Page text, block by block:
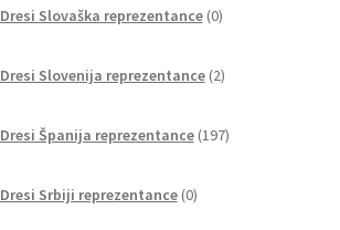
Dresi Slovaška reprezentance 0izdelkov
Dresi Slovenija reprezentance 2izdelka
Dresi Španija reprezentance 197izdelkov
Dresi Srbiji reprezentance 0izdelkov